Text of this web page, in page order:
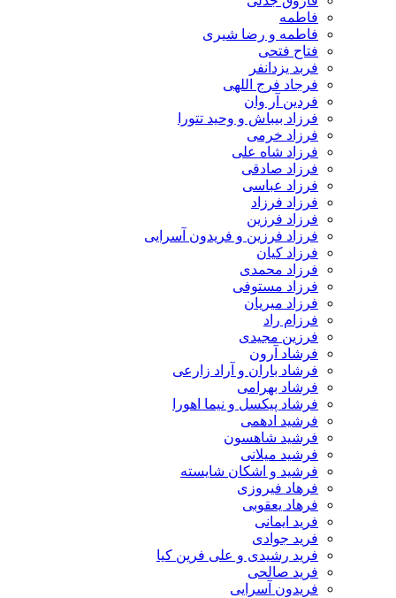
فاطمه
فاطمه و رضا شیری
فتاح فتحی
فربد یزدانفر
فرجاد فرج اللهی
فردین آر وان
فرزاد بیباش و وحید تتورا
فرزاد خرمی
فرزاد شاه علی
فرزاد صادقی
فرزاد عباسی
فرزاد فرزاد
فرزاد فرزین
فرزاد فرزین و فریدون آسرایی
فرزاد کیان
فرزاد محمدی
فرزاد مستوفی
فرزاد میریان
فرزام راد
فرزین مجیدی
فرشاد آرون
فرشاد باران و آراد زارعی
فرشاد بهرامی
فرشاد پیکسل و نیما اهورا
فرشید ادهمی
فرشید شاهسون
فرشید میلانی
فرشید و اشکان شایسته
فرهاد فیروزی
فرهاد یعقوبی
فرید ایمانی
فرید جوادی
فرید رشیدی و علی فرین کیا
فرید صالحی
فریدون آسرایی